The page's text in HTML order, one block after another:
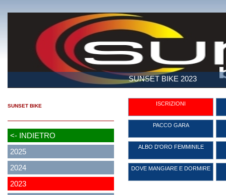
SUNSET BIKE 2023
SUNSET BIKE
<- INDIETRO
2025
2024
2023
ISCRIZIONI
PACCO GARA
ALBO D'ORO FEMMINILE
DOVE MANGIARE E DORMIRE